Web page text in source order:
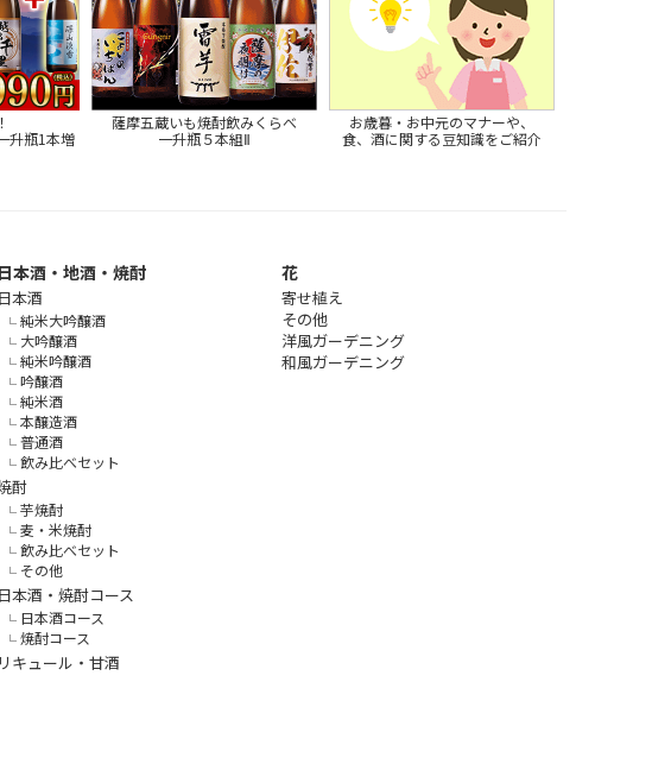
升瓶1本増
薩摩五蔵いも焼酎飲みくらべ
一升瓶５本組Ⅱ
お歳暮・お中元のマナーや、
食、酒に関する豆知識をご紹介
日本酒・地酒・焼酎
日本酒
純米大吟醸酒
大吟醸酒
純米吟醸酒
吟醸酒
純米酒
本醸造酒
普通酒
飲み比べセット
酎
芋焼酎
麦・米焼酎
飲み比べセット
その他
日本酒・焼酎コース
日本酒コース
焼酎コース
リキュール・甘酒
花
寄せ植え
その他
洋風ガーデニング
和風ガーデニング